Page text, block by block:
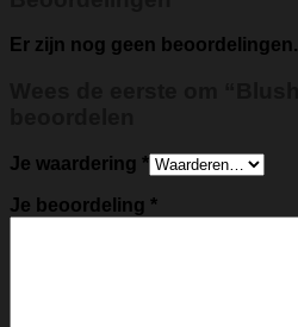
Er zijn nog geen beoordelingen.
Je waardering *
Je beoordeling *